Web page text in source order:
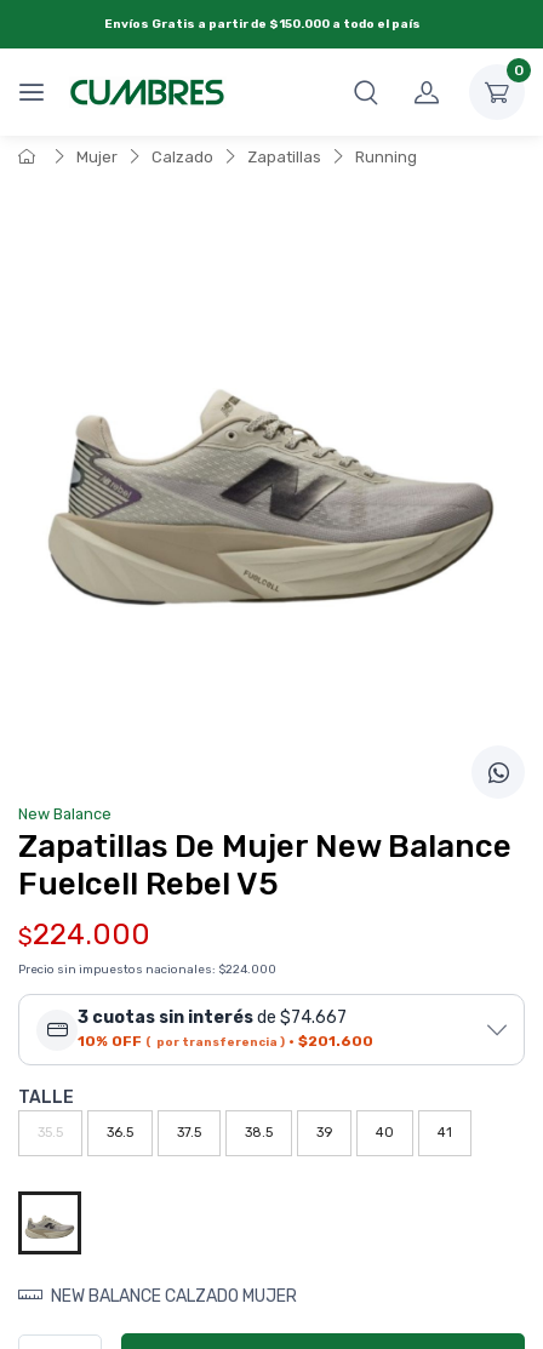
Envíos Gratis a partir de $150.000 a todo el país
0
Mujer Calzado Zapatillas Running
New Balance
Zapatillas De Mujer New Balance
Fuelcell Rebel V5
$224.000
Precio sin impuestos nacionales: $224.000
3 cuotas sin interésde $74.667
10% OFF ( por transferencia ) · $201.600
TALLE
35.5 36.5 37.5 38.5 39 40 41
NEW BALANCE CALZADO MUJER